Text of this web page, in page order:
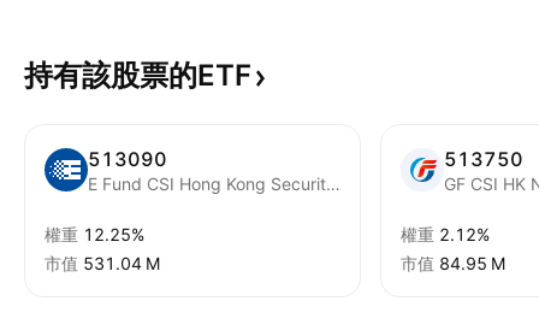
持有該股票的ETF
513090
E Fund CSI Hong Kong Securities Investment Theme Exchange Traded Fund Units
權重 12.25%
市值 ‪531.04 M‬
513750
權重 2.12%
市值 ‪84.95 M‬